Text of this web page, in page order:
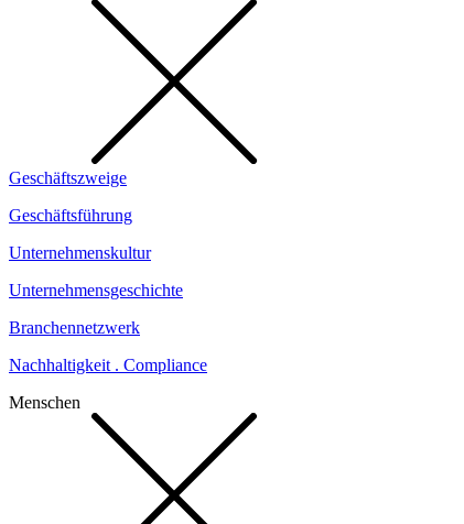
Geschäftszweige
Geschäftsführung
Unternehmenskultur
Unternehmensgeschichte
Branchennetzwerk
Nachhaltigkeit . Compliance
Menschen